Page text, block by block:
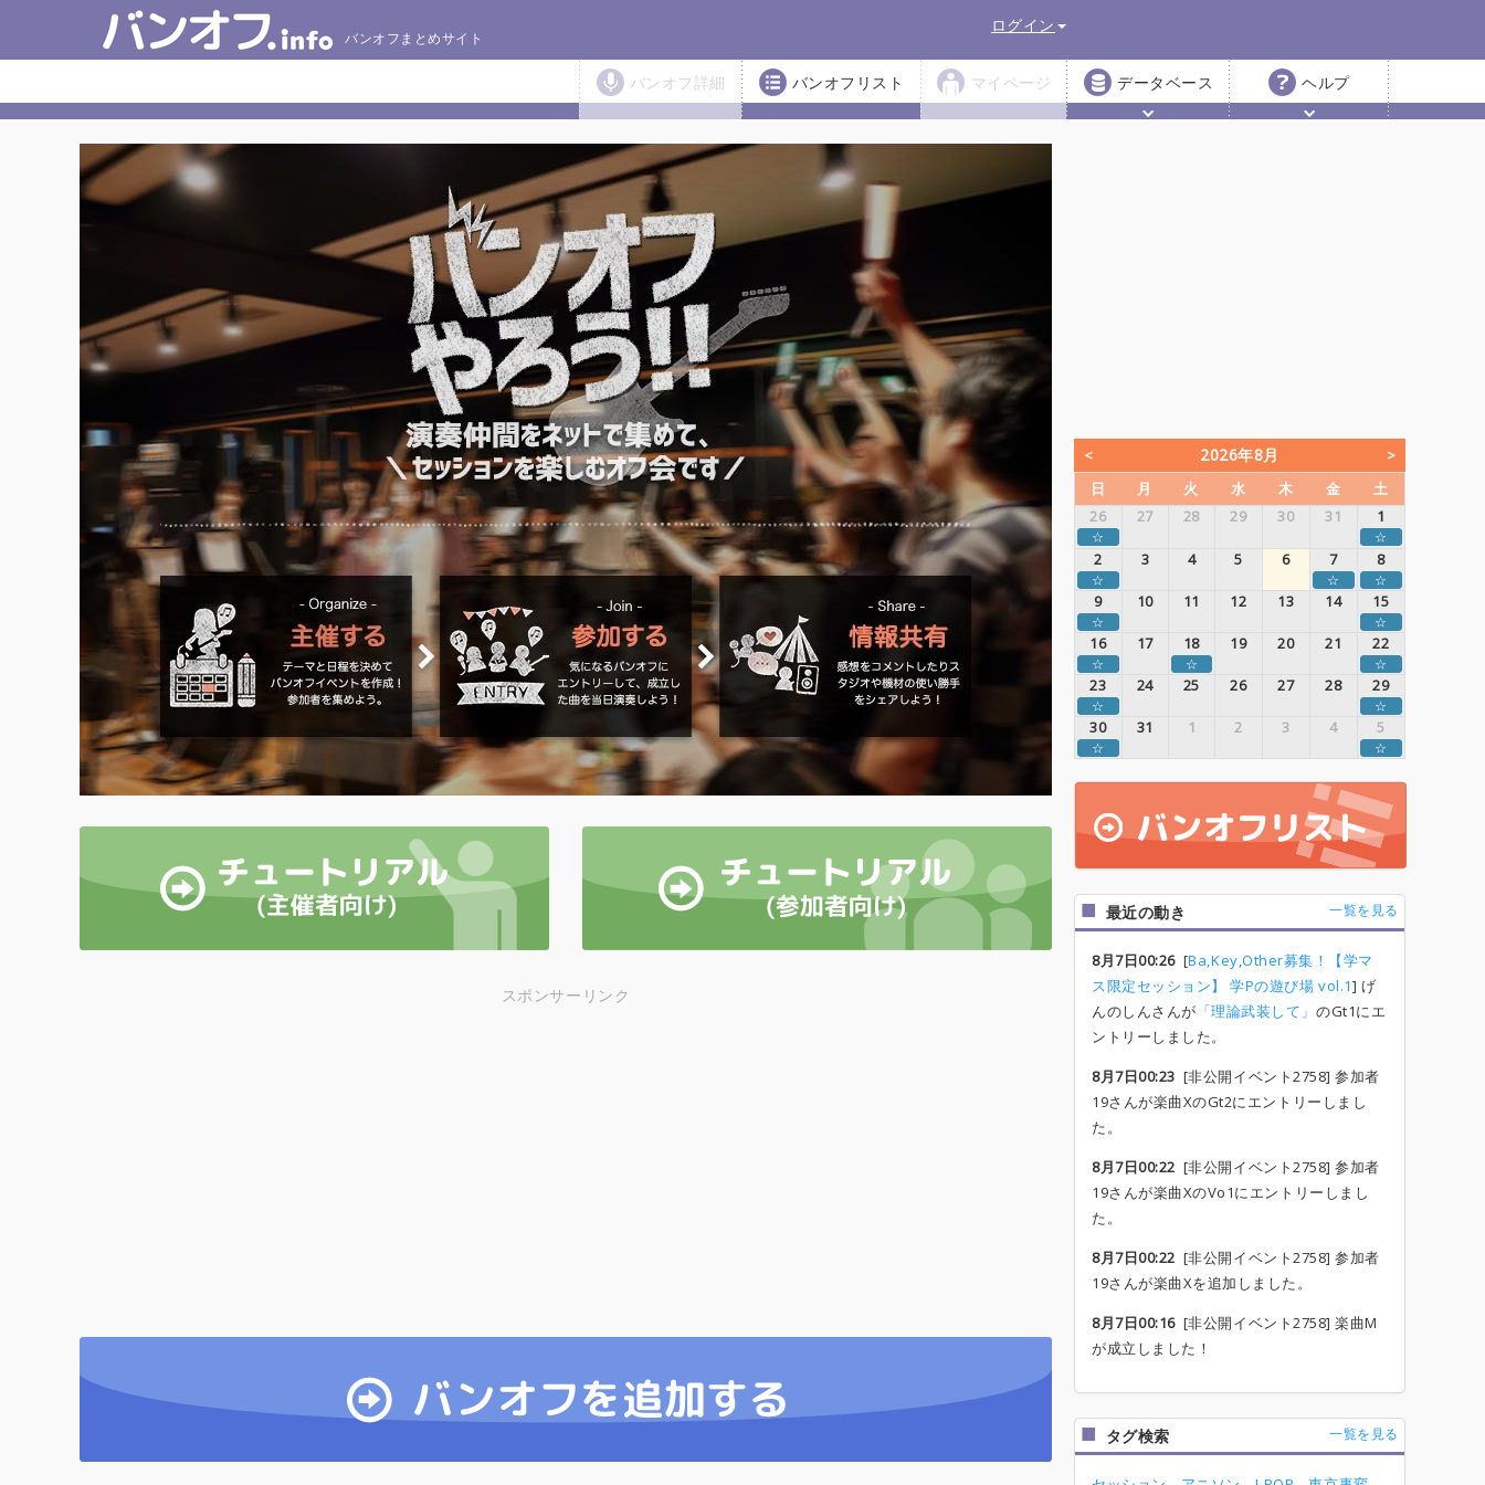
バンオフまとめサイト
ログイン
バンオフ詳細 バンオフリスト マイページ データベース ヘルプ
スポンサーリンク
2026年8月
日 月 火 水 木 金
土
26
27 28 29 30 31 1
☆ ☆
2 3 4 5 6 7 8
☆ ☆ ☆
9 10 11 12 13 14 15
☆ ☆
16 17 18 19 20 21 22
☆ ☆ ☆
23 24 25 26 27 28 29
☆ ☆
30 31 1 2 3 4 5
☆ ☆
最近の動き 一覧を見る
8月7日00:26[Ba,Key,Other募集！【学マ
ス限定セッション】 学Pの遊び場 vol.1] げ
んのしんさんが 「理論武装して」のGt1にエ
ントリーしました。
8月7日00:23 [非公開イベント2758] 参加者
19さんが楽曲XのGt2にエントリーしまし
た。
8月7日00:22 [非公開イベント2758] 参加者
19さんが楽曲XのVo1にエントリーしまし
た。
8月7日00:22 [非公開イベント2758] 参加者
19さんが楽曲Xを追加しました。
8月7日00:16[非公開イベント2758] 楽曲M
が成立しました！
タグ検索 一覧を見る